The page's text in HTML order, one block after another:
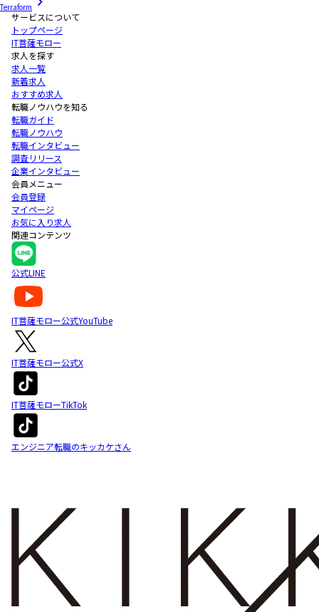
Terraform
サービスについて
トップページ
IT菩薩モロー
求人を探す
求人一覧
新着求人
おすすめ求人
転職ノウハウを知る
転職ガイド
転職ノウハウ
転職インタビュー
調査リリース
企業インタビュー
会員メニュー
会員登録
マイページ
お気に入り求人
関連コンテンツ
公式LINE
IT菩薩モロー公式YouTube
IT菩薩モロー公式X
IT菩薩モローTikTok
エンジニア転職のキッカケさん